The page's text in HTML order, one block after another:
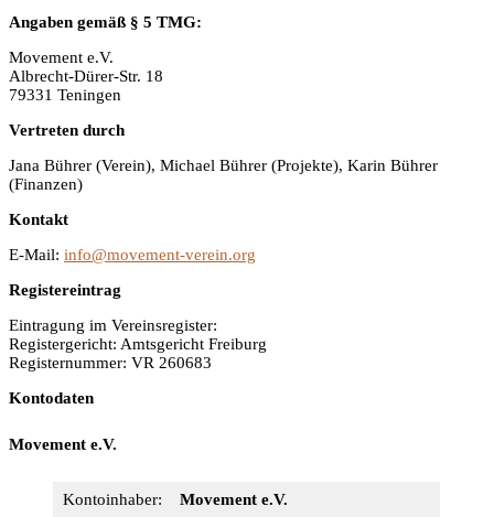
Angaben gemäß § 5 TMG:
Movement e.V.
Albrecht-Dürer-Str. 18
79331 Teningen
Vertreten durch
Jana Bührer (Verein), Michael Bührer (Projekte), Karin Bührer
(Finanzen)
Kontakt
E-Mail: info@movement-verein.org
Registereintrag
Eintragung im Vereinsregister:
Registergericht: Amtsgericht Freiburg
Registernummer: VR 260683
Kontodaten
Movement e.V.
Kontoinhaber: Movement e.V.